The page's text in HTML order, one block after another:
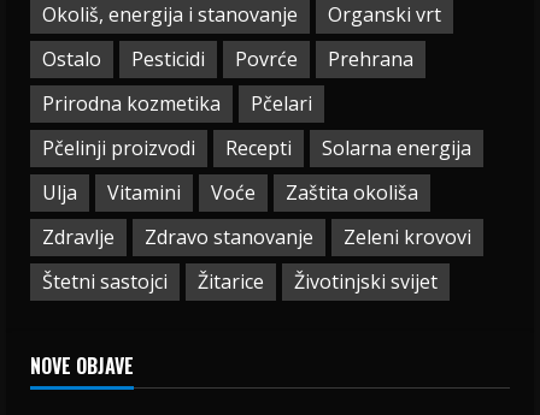
Okoliš, energija i stanovanje
Organski vrt
Ostalo
Pesticidi Povrće
Prehrana
Prirodna kozmetika
Pčelari
Pčelinji proizvodi
Recepti
Solarna energija
Ulja
Vitamini Voće
Zaštita okoliša
Zdravlje
Zdravo stanovanje
Zeleni krovovi
Štetni sastojci
Žitarice Životinjski svijet
NOVE OBJAVE